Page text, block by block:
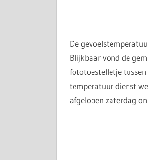
De
Blijkbaar vond de
fototoestelletje
temperatuur dienst
afgelopen zaterdag